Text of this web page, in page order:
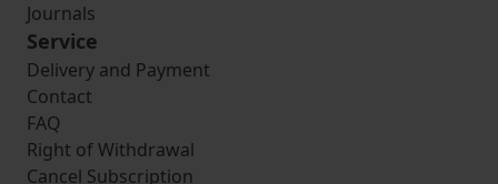
Journals
Service
Delivery and Payment
Contact
FAQ
Right of Withdrawal
Cancel Subscription